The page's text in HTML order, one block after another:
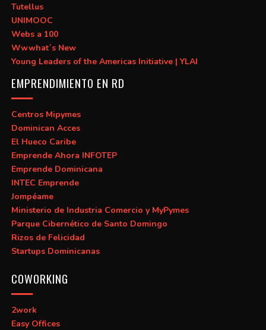
Tutellus
UNIMOOC
Webs a 100
Wwwhat´s New
Young Leaders of the Americas Initiative | YLAI
EMPRENDIMIENTO EN RD
Centros Mipymes
Dominican Acces
El Hueco Caribe
Emprende Ahora INFOTEP
Emprende Dominicana
INTEC Emprende
Jompéame
Ministerio de Industria Comercio y MyPymes
Parque Cibernético de Santo Domingo
Rizos de Felicidad
Startups Dominicanas
COWORKING
2work
Easy Offices